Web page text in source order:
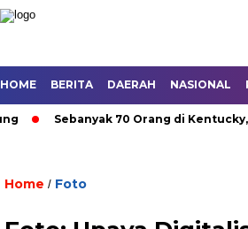
HOME BERITA DAERAH NASIONAL
Sebanyak 70 Orang di Kentucky,
Home / Foto